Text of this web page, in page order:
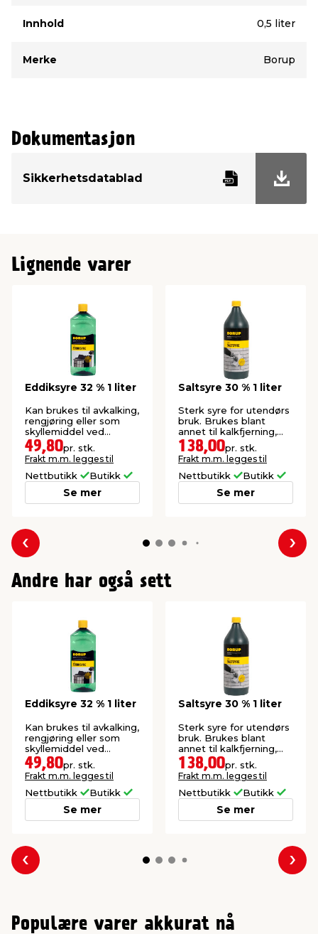
Innhold 0,5 liter
Merke Borup
Dokumentasjon
Sikkerhetsdatablad
Lignende varer
Eddiksyre 32 % 1 liter
Kan brukes til avkalking,
rengjøring eller som
skyllemiddel ved
tøyvask.
49,80pr. stk.
Frakt m.m. legges til
Nettbutikk Butikk
Se mer
Saltsyre 30 % 1 liter
Sterk syre for utendørs
bruk. Brukes blant
annet til kalkfjerning,
irring av kobber.
138,00pr. stk.
Frakt m.m. legges til
Nettbutikk Butikk
Se mer
Forrige
Andre har også sett
Eddiksyre 32 % 1 liter
Kan brukes til avkalking,
rengjøring eller som
skyllemiddel ved
tøyvask.
49,80pr. stk.
Frakt m.m. legges til
Nettbutikk Butikk
Se mer
Saltsyre 30 % 1 liter
Sterk syre for utendørs
bruk. Brukes blant
annet til kalkfjerning,
irring av kobber.
138,00pr. stk.
Frakt m.m. legges til
Nettbutikk Butikk
Se mer
Forrige
Populære varer akkurat nå